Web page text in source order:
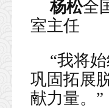
杨松全
室主任
“我将
巩固拓展
献力量。”